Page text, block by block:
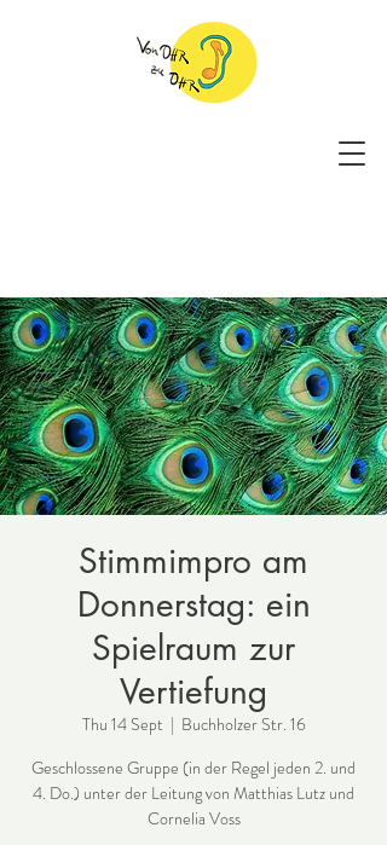
Stimmimpro am
Donnerstag: ein
Spielraum zur
Vertiefung
Thu 14 Sept
  |
Buchholzer Str. 16
Geschlossene Gruppe (in der Regel jeden 2. und
4. Do.) unter der Leitung von Matthias Lutz und
Cornelia Voss